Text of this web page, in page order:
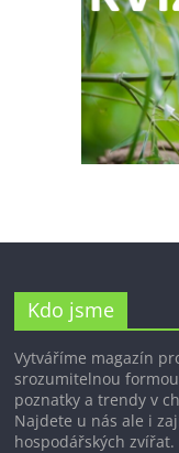
Kdo jsme
Vytváříme magazín
srozumitelnou
poznatky a trendy v
Najdete u nás ale i
hospodářských zvířat.